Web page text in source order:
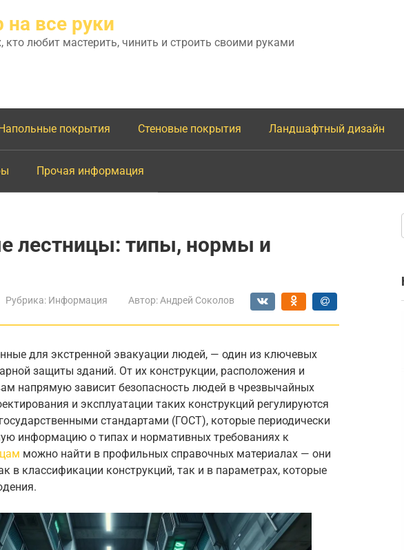
на все руки
кто любит мастерить, чинить и строить своими руками
покрытия Стеновые покрытия Ландшафтный дизайн
Прочая информация
лестницы: типы, нормы и
Рубрика: Информация Автор: Андрей Соколов
для экстренной эвакуации людей, — один из ключевых
защиты зданий. От их конструкции, расположения и
напрямую зависит безопасность людей в чрезвычайных
и эксплуатации таких конструкций регулируются
стандартами (ГОСТ), которые периодически
информацию о типах и нормативных требованиях к
можно найти в профильных справочных материалах — они
в классификации конструкций, так и в параметрах, которые